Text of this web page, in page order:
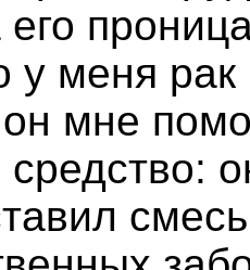
у меня
мне
средство: